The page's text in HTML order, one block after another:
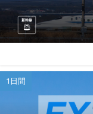
新幹線
1日間